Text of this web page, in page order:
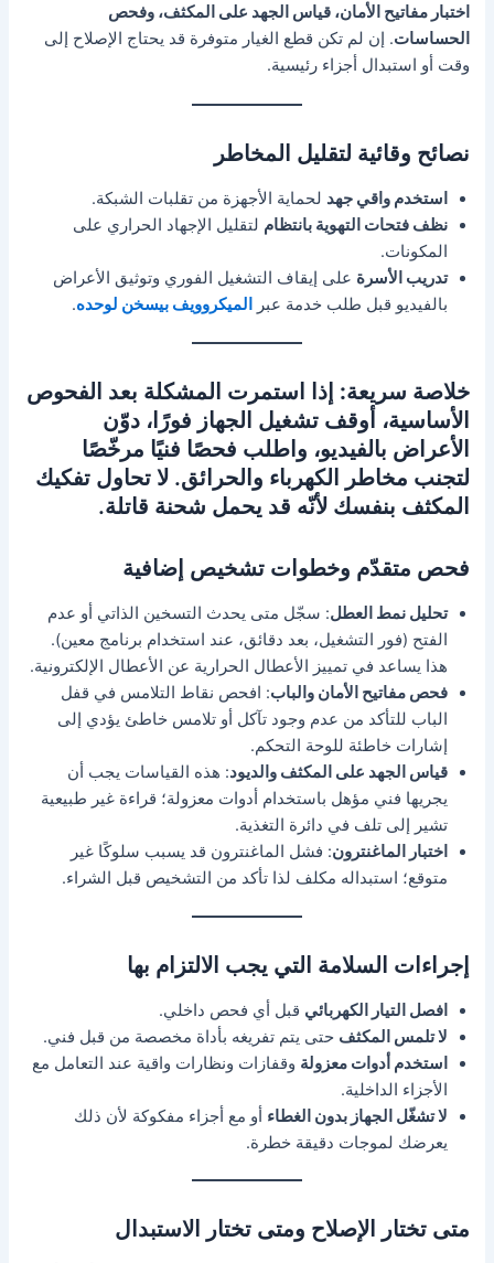
اختبار مفاتيح الأمان، قياس الجهد على المكثف، وفحص
الحساسات. إن لم تكن قطع الغيار متوفرة قد يحتاج الإصلاح إلى
وقت أو استبدال أجزاء رئيسية.
نصائح وقائية لتقليل المخاطر
استخدم واقي جهد لحماية الأجهزة من تقلبات الشبكة.
نظف فتحات التهوية بانتظام لتقليل الإجهاد الحراري على
المكونات.
تدريب الأسرة على إيقاف التشغيل الفوري وتوثيق الأعراض
بالفيديو قبل طلب خدمة عبر
الميكروويف بيسخن لوحده.
خلاصة سريعة: إذا استمرت المشكلة بعد الفحوص
الأساسية، أوقف تشغيل الجهاز فورًا، دوّن
الأعراض بالفيديو، واطلب فحصًا فنيًا مرخّصًا
لتجنب مخاطر الكهرباء والحرائق.لا تحاول تفكيك
المكثف بنفسك لأنّه قد يحمل شحنة قاتلة.
فحص متقدّم وخطوات تشخيص إضافية
تحليل نمط العطل: سجّل متى يحدث التسخين الذاتي أو عدم
الفتح (فور التشغيل، بعد دقائق، عند استخدام برنامج معين).
هذا يساعد في تمييز الأعطال الحرارية عن الأعطال الإلكترونية.
فحص مفاتيح الأمان والباب: افحص نقاط التلامس في قفل
الباب للتأكد من عدم وجود تآكل أو تلامس خاطئ يؤدي إلى
إشارات خاطئة للوحة التحكم.
قياس الجهد على المكثف والديود: هذه القياسات يجب أن
يجريها فني مؤهل باستخدام أدوات معزولة؛ قراءة غير طبيعية
تشير إلى تلف في دائرة التغذية.
اختبار الماغنترون: فشل الماغنترون قد يسبب سلوكًا غير
متوقع؛ استبداله مكلف لذا تأكد من التشخيص قبل الشراء.
إجراءات السلامة التي يجب الالتزام بها
افصل التيار الكهربائي قبل أي فحص داخلي.
لا تلمس المكثف حتى يتم تفريغه بأداة مخصصة من قبل فني.
استخدم أدوات معزولة وقفازات ونظارات واقية عند التعامل مع
الأجزاء الداخلية.
لا تشغّل الجهاز بدون الغطاء أو مع أجزاء مفكوكة لأن ذلك
يعرضك لموجات دقيقة خطرة.
متى تختار الإصلاح ومتى تختار الاستبدال